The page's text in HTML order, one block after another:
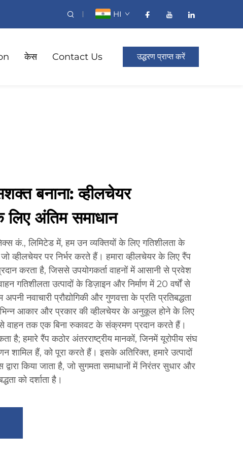
HI
केस Contact Us उद्धरण प्राप्त करें
बनाना: व्हीलचेयर
अंतिम समाधान
कं., लिमिटेड में, हम उन व्यक्तियों के लिए गतिशीलता के
व्हीलचेयर पर निर्भर करते हैं। हमारा व्हीलचेयर के लिए रैंप
करता है, जिससे उपयोगकर्ता वाहनों में आसानी से प्रवेश
गतिशीलता उत्पादों के डिज़ाइन और निर्माण में 20 वर्षों से
नवाचारी प्रौद्योगिकी और गुणवत्ता के प्रति प्रतिबद्धता
आकार और प्रकार की व्हीलचेयर के अनुकूल होने के लिए
से वाहन तक एक बिना रुकावट के संक्रमण प्रदान करते हैं।
है; हमारे रैंप कठोर अंतरराष्ट्रीय मानकों, जिनमें यूरोपीय संघ
हैं, को पूरा करते हैं। इसके अतिरिक्त, हमारे उत्पादों
किया जाता है, जो सुगमता समाधानों में निरंतर सुधार और
को दर्शाता है।